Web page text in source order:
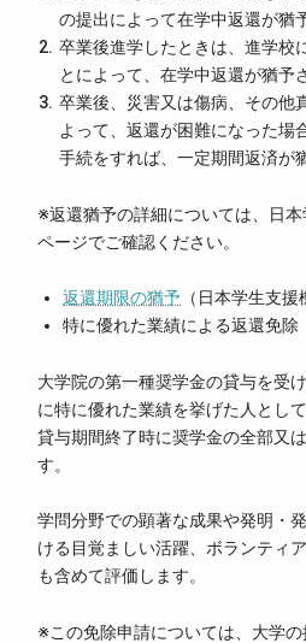
の提出によって在学中返還が猶
卒業後進学したときは、進学校
とによって、在学中返還が猶予
卒業後、災害又は傷病、その他
よって、返還が困難になった場
手続をすれば、一定期間返済が
※返還猶予の詳細については、日
ページでご確認ください。
返還期限の猶予 （日本学生支援
特に優れた業績による返還免除
大学院の第一種奨学金の貸与を受
に特に優れた業績を挙げた人とし
貸与期間終了時に奨学金の全部又
す。
学問分野での顕著な成果や発明・
ける目覚ましい活躍、ボランティ
も含めて評価します。
※この免除申請については、大学